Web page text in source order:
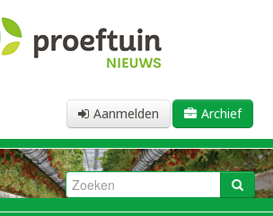
Aanmelden Archief